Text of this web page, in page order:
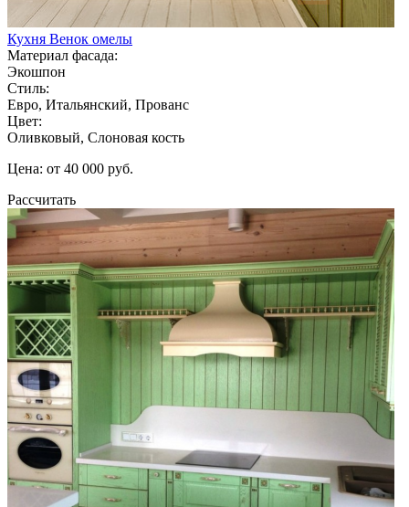
Кухня Венок омелы
Материал фасада:
Экошпон
Стиль:
Евро, Итальянский, Прованс
Цвет:
Оливковый, Слоновая кость
Цена: от 40 000 руб.
Рассчитать